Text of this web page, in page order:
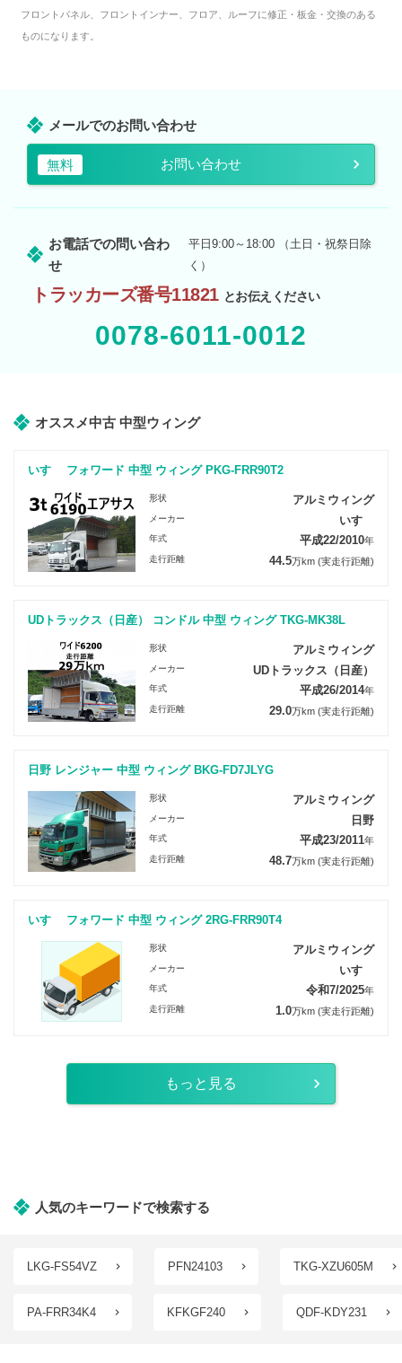
フロントパネル、フロントインナー、フロア、ルーフに修正・板金・交換のある
ものになります。
メールでのお問い合わせ
無料 お問い合わせ
お電話での問い合わ
せ
平日9:00～18:00 （土日・祝祭日除
く）
トラッカーズ番号11821 とお伝えください
0078-6011-0012
オススメ中古 中型ウィング
いすゞ フォワード 中型 ウィング PKG-FRR90T2
形状 アルミウィング
メーカー いすゞ
年式 平成22/2010年
走行距離 44.5万km (実走行距離)
UDトラックス（日産） コンドル 中型 ウィング TKG-MK38L
形状 アルミウィング
メーカー UDトラックス（日産）
年式 平成26/2014年
走行距離 29.0万km (実走行距離)
日野 レンジャー 中型 ウィング BKG-FD7JLYG
形状 アルミウィング
メーカー 日野
年式 平成23/2011年
走行距離 48.7万km (実走行距離)
いすゞ フォワード 中型 ウィング 2RG-FRR90T4
形状 アルミウィング
メーカー いすゞ
年式 令和7/2025年
走行距離 1.0万km (実走行距離)
もっと見る
人気のキーワードで検索する
LKG-FS54VZ PFN24103 TKG-XZU605M
PA-FRR34K4 KFKGF240 QDF-KDY231